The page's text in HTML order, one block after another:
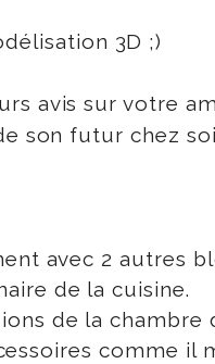
3D ;)
avis sur votre
son futur chez
avec 2 autres
de la cuisine.
de la chambre
comme il